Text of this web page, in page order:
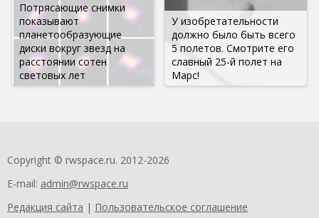
Потрясающие снимки
показывают
планетообразующие
диски вокруг звезд на
расстоянии сотен
световых лет
У изобретательности
должно было быть всего
5 полетов. Смотрите его
славный 25-й полет на
Марс!
Copyright © rwspace.ru. 2012-2026
E-mail: admin@rwspace.ru
Редакция сайта | Пользовательское соглашение